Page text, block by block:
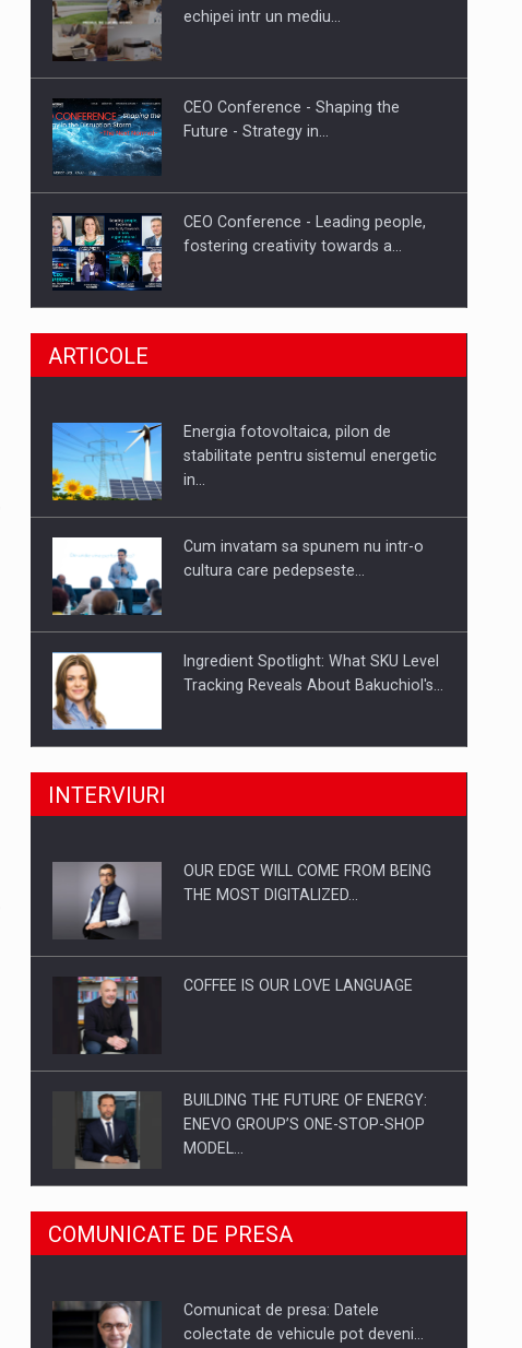
Hard Enduro Piatra Craiului 2026,
echipei intr un mediu…
CEO Conference - Shaping the
Future - Strategy in…
CEO Conference - Leading people,
fostering creativity towards a…
CEO Conference - Shaping The
Webinar - Business Evolution-
RETHINK STRATEGY-Finantare
ARTICOLE
Energia fotovoltaica, pilon de
stabilitate pentru sistemul energetic
in…
Cum invatam sa spunem nu intr-o
cultura care pedepseste…
Ingredient Spotlight: What SKU Level
Tracking Reveals About Bakuchiol's…
Producatorii si comerciantii care nu
Proteinmaxxing and the Future of
INTERVIURI
OUR EDGE WILL COME FROM BEING
THE MOST DIGITALIZED…
COFFEE IS OUR LOVE LANGUAGE
BUILDING THE FUTURE OF ENERGY:
ENEVO GROUP’S ONE-STOP-SHOP
MODEL…
ROOTED IN ROMANIA, BUILT TO
DELIVER TECHNOLOGY FOR THE…
PUTTING ROMANIAN CORPORATE
COMUNICATE DE PRESA
Comunicat de presa: Datele
colectate de vehicule pot deveni…